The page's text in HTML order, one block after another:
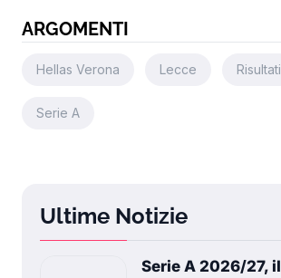
ARGOMENTI
Hellas Verona Lecce Risultati
Serie A
Ultime Notizie
Serie A 2026/27, il